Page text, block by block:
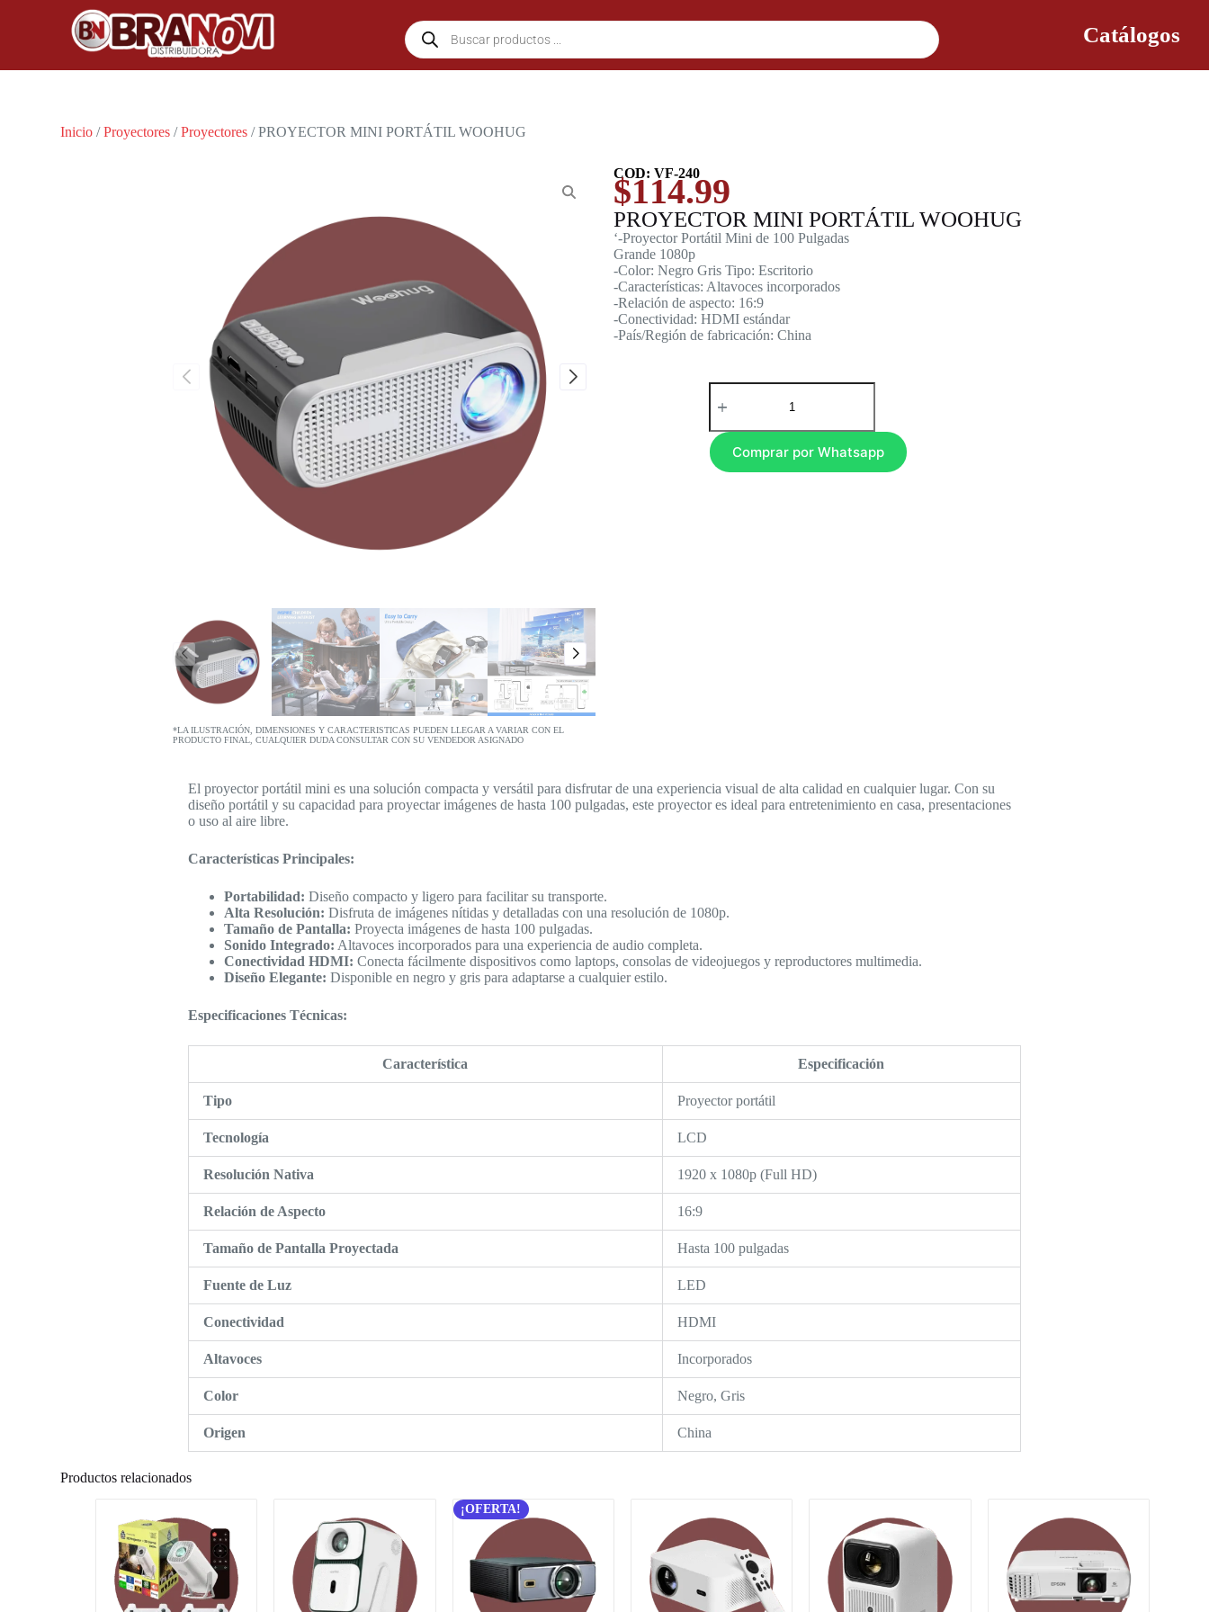
Catálogos
Inicio /Proyectores /Proyectores / PROYECTOR MINI PORTÁTIL WOOHUG
*LA ILUSTRACIÓN, DIMENSIONES Y CARACTERISTICAS PUEDEN LLEGAR A VARIAR CON EL
PRODUCTO FINAL, CUALQUIER DUDA CONSULTAR CON SU VENDEDOR ASIGNADO
COD: VF-240
$114.99
PROYECTOR MINI PORTÁTIL WOOHUG
‘-Proyector Portátil Mini de 100 Pulgadas
Grande 1080p
-Color: Negro Gris Tipo: Escritorio
-Características: Altavoces incorporados
-Relación de aspecto: 16:9
-Conectividad: HDMI estándar
-País/Región de fabricación: China
Comprar por Whatsapp
El proyector portátil mini es una solución compacta y versátil para disfrutar de una experiencia visual de alta calidad en cualquier lugar. Con su
diseño portátil y su capacidad para proyectar imágenes de hasta 100 pulgadas, este proyector es ideal para entretenimiento en casa, presentaciones
o uso al aire libre.
Características Principales:
Portabilidad: Diseño compacto y ligero para facilitar su transporte.
Alta Resolución: Disfruta de imágenes nítidas y detalladas con una resolución de 1080p.
Tamaño de Pantalla: Proyecta imágenes de hasta 100 pulgadas.
Sonido Integrado: Altavoces incorporados para una experiencia de audio completa.
Conectividad HDMI: Conecta fácilmente dispositivos como laptops, consolas de videojuegos y reproductores multimedia.
Diseño Elegante: Disponible en negro y gris para adaptarse a cualquier estilo.
Especificaciones Técnicas:
Característica Especificación
Tipo Proyector portátil
Tecnología LCD
Resolución Nativa 1920 x 1080p (Full HD)
Relación de Aspecto 16:9
Tamaño de Pantalla Proyectada Hasta 100 pulgadas
Fuente de Luz LED
Conectividad HDMI
Altavoces Incorporados
Color Negro, Gris
Origen China
Productos relacionados
¡OFERTA!